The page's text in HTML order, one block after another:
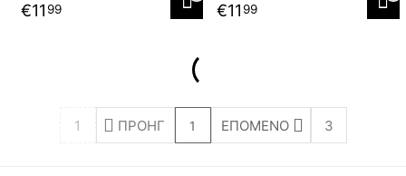
€11 99 €11 99
1 ΠΡΟΗΓ 1 ΕΠΌΜΕΝΟ 3